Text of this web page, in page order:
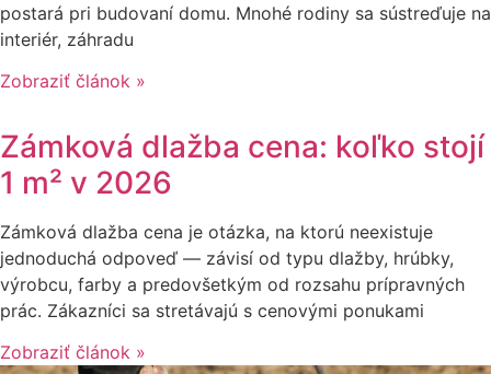
postará pri budovaní domu. Mnohé rodiny sa sústreďuje na
interiér, záhradu
Zobraziť článok »
Zámková dlažba cena: koľko stojí
1 m² v 2026
Zámková dlažba cena je otázka, na ktorú neexistuje
jednoduchá odpoveď — závisí od typu dlažby, hrúbky,
výrobcu, farby a predovšetkým od rozsahu prípravných
prác. Zákazníci sa stretávajú s cenovými ponukami
Zobraziť článok »